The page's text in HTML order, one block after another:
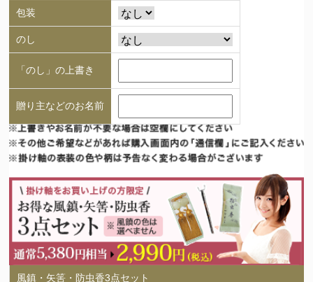
包装
のし
「のし」の上書き
贈り主などのお名前
風鎮・矢筈・防虫香3点セット